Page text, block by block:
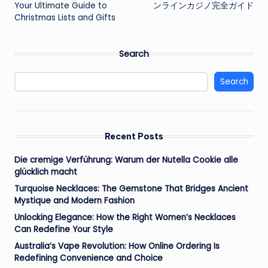
Your Ultimate Guide to
Christmas Lists and Gifts
ンラインカジノ完全ガイド
Search
Search
Recent Posts
Die cremige Verführung: Warum der Nutella Cookie alle
glücklich macht
Turquoise Necklaces: The Gemstone That Bridges Ancient
Mystique and Modern Fashion
Unlocking Elegance: How the Right Women’s Necklaces
Can Redefine Your Style
Australia’s Vape Revolution: How Online Ordering Is
Redefining Convenience and Choice